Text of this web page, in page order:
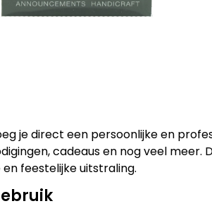
je direct een persoonlijke en
cadeaus en nog veel meer.
feestelijke uitstraling.